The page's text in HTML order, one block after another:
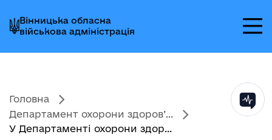
до
головного
меню
до
головного
вмісту
до
головного
колонтитула
Вінницька обласна
військова адміністрація
Головна
Департамент охорони здоров’...
У Департаменті охорони здор...